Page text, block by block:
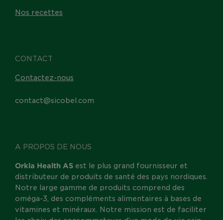
A PROPOS DE NOUS
Orkla Health AS est le plus grand fournisseur et
distributeur de produits de santé des pays nordiques.
Notre large gamme de produits comprend des
oméga-3, des compléments alimentaires à bases de
vitamines et minéraux. Notre mission est de faciliter
Nos recettes
CONTACT
Contactez-nous
contact@sicobel.com